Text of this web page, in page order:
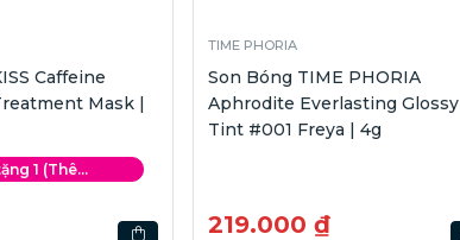
Caffeine
Mask |
1 (Thê...
TIME PHORIA
Son Bóng TIME PHORIA
Aphrodite Everlasting Glossy
Tint #001 Freya | 4g
219.000 ₫